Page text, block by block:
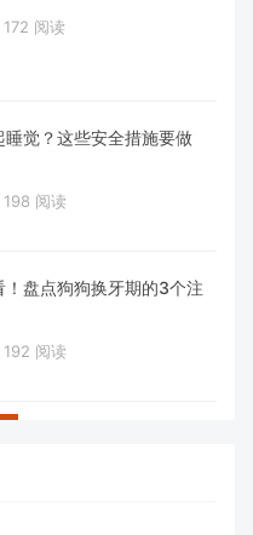
172 阅读
睡觉？这些安全措施要做
198 阅读
！盘点狗狗换牙期的3个注
192 阅读